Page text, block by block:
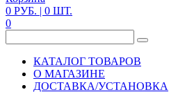
0 РУБ. | 0 ШТ.
0
КАТАЛОГ ТОВАРОВ
О МАГАЗИНЕ
ДОСТАВКА/УСТАНОВКА